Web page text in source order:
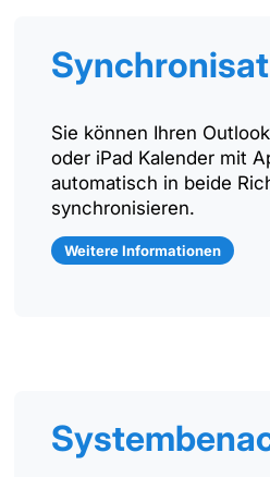
Sie können Ihren
oder iPad Kalender mit
automatisch in beide
synchronisieren.
Weitere Informationen